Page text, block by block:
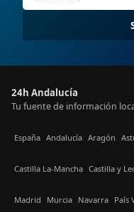
24h Andalucía
Tu fuente de información
España Andalucía Aragón
Castilla La-Mancha Castilla y
Madrid Murcia Navarra País